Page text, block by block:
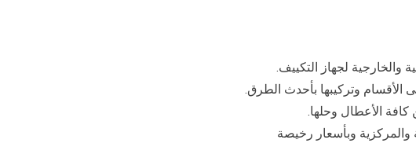
والخارجية لجهاز التكييف.
الأقسام وتركيبها بأحدث الطرق.
الأعطال وحلها.
والمركزية وبأسعار رخيصة